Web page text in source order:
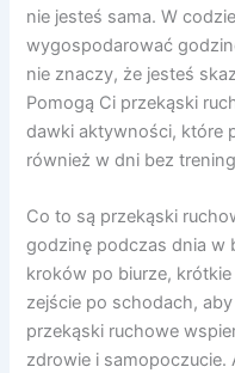
nie jesteś sama. W
wygospodarować
nie znaczy, że jesteś
Pomogą Ci przekąski
dawki aktywności, które
również w dni bez
Co to są przekąski
godzinę podczas dnia w
kroków po biurze,
zejście po schodach,
przekąski ruchowe
zdrowie i